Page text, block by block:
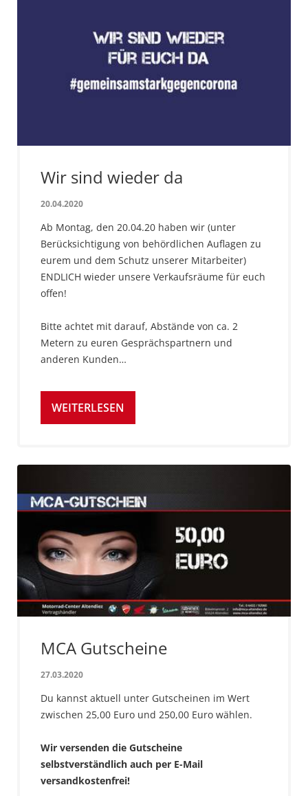
Wir sind wieder da
20.04.2020
Ab Montag, den 20.04.20 haben wir (unter
Berücksichtigung von behördlichen Auflagen zu
eurem und dem Schutz unserer Mitarbeiter)
ENDLICH wieder unsere Verkaufsräume für euch
offen!
Bitte achtet mit darauf, Abstände von ca. 2
Metern zu euren Gesprächspartnern und
anderen Kunden…
WEITERLESEN
MCA Gutscheine
27.03.2020
Du kannst aktuell unter Gutscheinen im Wert
zwischen 25,00 Euro und 250,00 Euro wählen.
Wir versenden die Gutscheine
selbstverständlich auch per E-Mail
versandkostenfrei!